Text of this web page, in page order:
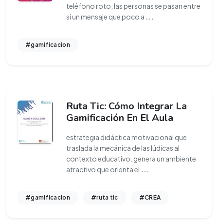
teléfono roto, las personas se pasan entre
sí un mensaje que poco a ...
#gamificacion
Ruta Tic: Cómo Integrar La
Gamificación En El Aula
estrategia didáctica motivacional que
traslada la mecánica de las lúdicas al
contexto educativo. genera un ambiente
atractivo que orienta el ...
#gamificacion #ruta tic #CREA